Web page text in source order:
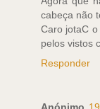
cabeça não
Caro jotaC
pelos vistos
Responder